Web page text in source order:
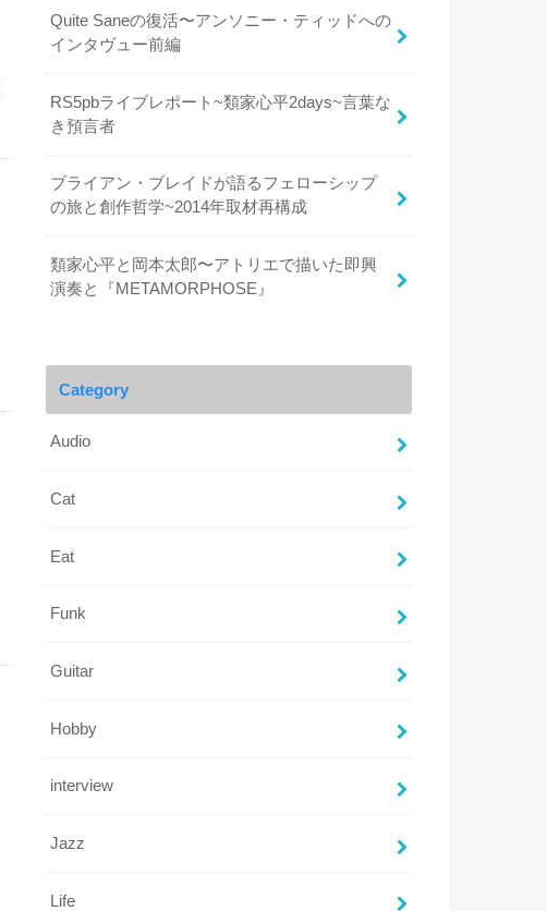
Quite Saneの復活〜アンソニー・ティッドへの
インタヴュー前編
RS5pbライブレポート~類家心平2days~言葉な
き預言者
ブライアン・ブレイドが語るフェローシップ
の旅と創作哲学~2014年取材再構成
類家心平と岡本太郎〜アトリエで描いた即興
演奏と『METAMORPHOSE』
Category
Audio
Cat
Eat
Funk
Guitar
Hobby
interview
Jazz
Life